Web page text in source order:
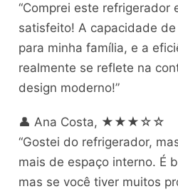
“Comprei este refrigerador
satisfeito! A capacidade
para minha família, e a
realmente se reflete na
design moderno!”
👤 Ana Costa, ★★★☆☆
“Gostei do refrigerador,
mais de espaço interno. É
mas se você tiver muitos